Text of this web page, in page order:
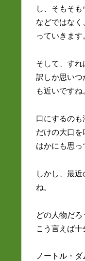
し、そもそ
などではな
っていきます
そして、す
訳しか思いつ
も近いですね
口にするの
だけの大口
はかにも思っ
しかし、最
ね。
どの人物だ
こう言えば十
ノートル・